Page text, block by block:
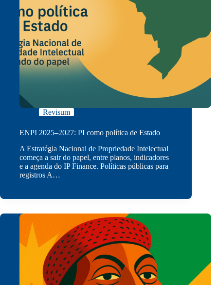
Revisum
ENPI 2025–2027: PI como política de Estado
A Estratégia Nacional de Propriedade Intelectual
começa a sair do papel, entre planos, indicadores
e a agenda do IP Finance. Políticas públicas para
registros A…